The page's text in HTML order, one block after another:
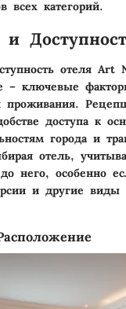
всех категорий.
отеля Art
– ключевые
доступа к
города и
отель,
до него, особенно
и другие виды